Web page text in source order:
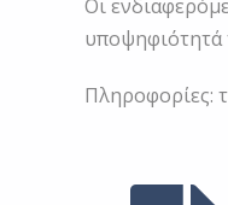
Οι
υποψηφιότητά
Πληροφορίες: